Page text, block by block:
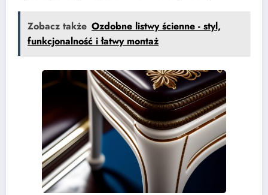
Zobacz także Ozdobne listwy ścienne - styl,
funkcjonalność i łatwy montaż